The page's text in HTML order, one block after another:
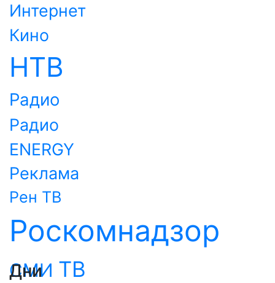
Интернет
Кино
НТВ
Радио
Радио
ENERGY
Реклама
Рен ТВ
Роскомнадзор
СМИ ТВ
Дни